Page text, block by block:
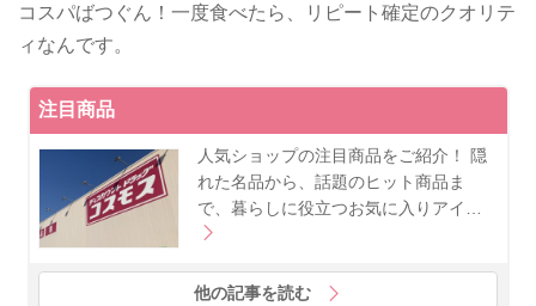
コスパばつぐん！一度食べたら、リピート確定のクオリテ
ィなんです。
注目商品
人気ショップの注目商品をご紹介！ 隠
れた名品から、話題のヒット商品ま
で、暮らしに役立つお気に入りアイ…
他の記事を読む